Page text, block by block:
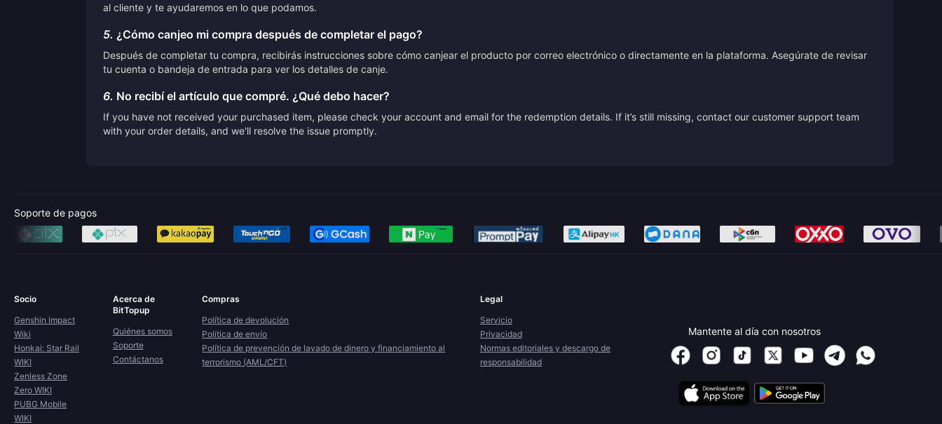
al cliente y te ayudaremos en lo que podamos.
5. ¿Cómo canjeo mi compra después de completar el pago?
Después de completar tu compra, recibirás instrucciones sobre cómo canjear el producto por correo electrónico o directamente en la plataforma. Asegúrate de revisar
tu cuenta o bandeja de entrada para ver los detalles de canje.
6. No recibí el artículo que compré. ¿Qué debo hacer?
If you have not received your purchased item, please check your account and email for the redemption details. If it’s still missing, contact our customer support team
with your order details, and we'll resolve the issue promptly.
Soporte de pagos
Socio
Genshin Impact
Wiki
Honkai: Star Rail
WIKI
Zenless Zone
Zero WIKI
PUBG Mobile
WIKI
Acerca de
BitTopup
Quiénes somos
Soporte
Contáctanos
Compras
Política de devolución
Política de envío
Política de prevención de lavado de dinero y financiamiento al
terrorismo (AML/CFT)
Legal
Servicio
Privacidad
Normas editoriales y descargo de
responsabilidad
Mantente al día con nosotros